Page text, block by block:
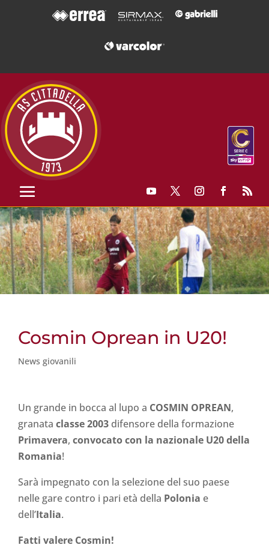
Cosmin Oprean in U20!
News giovanili
Un grande in bocca al lupo a COSMIN OPREAN,
granata classe 2003 difensore della formazione
Primavera, convocato con la nazionale U20 della
Romania!
Sarà impegnato con la selezione del suo paese
nelle gare contro i pari età della Polonia e
dell’Italia.
Fatti valere Cosmin!